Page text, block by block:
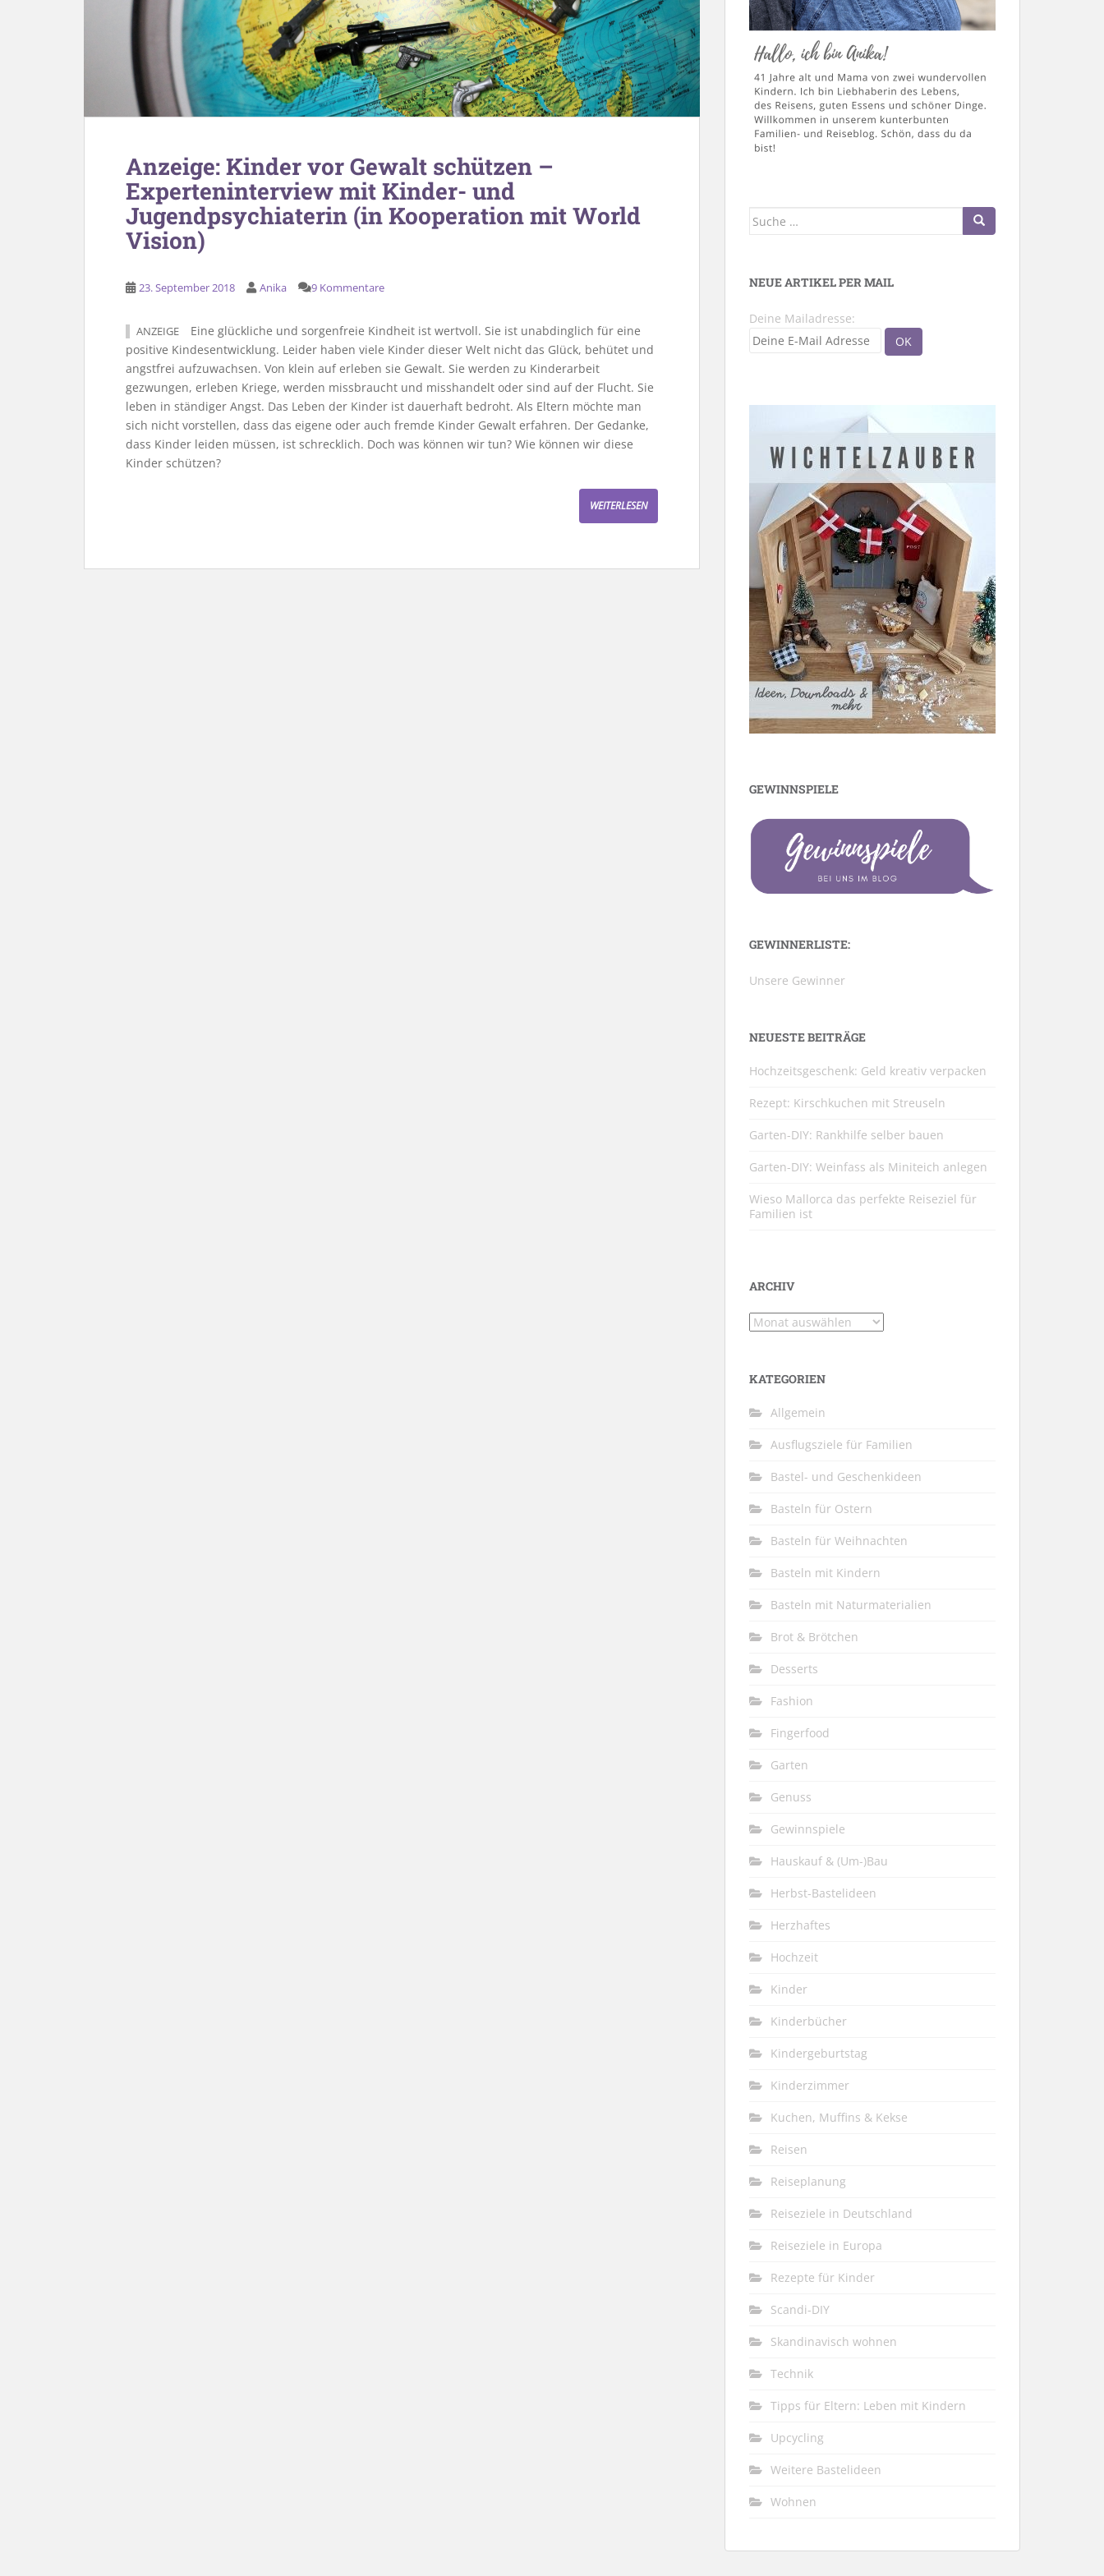
Anzeige: Kinder vor Gewalt schützen –
Experteninterview mit Kinder- und
Jugendpsychiaterin (in Kooperation mit World
Vision)
23. September 2018 Anika 9 Kommentare
ANZEIGE
Eine glückliche und sorgenfreie Kindheit ist wertvoll. Sie ist unabdinglich für eine
positive Kindesentwicklung. Leider haben viele Kinder dieser Welt nicht das Glück, behütet und
angstfrei aufzuwachsen. Von klein auf erleben sie Gewalt. Sie werden zu Kinderarbeit
gezwungen, erleben Kriege, werden missbraucht und misshandelt oder sind auf der Flucht. Sie
leben in ständiger Angst. Das Leben der Kinder ist dauerhaft bedroht. Als Eltern möchte man
sich nicht vorstellen, dass das eigene oder auch fremde Kinder Gewalt erfahren. Der Gedanke,
dass Kinder leiden müssen, ist schrecklich. Doch was können wir tun? Wie können wir diese
Kinder schützen?
WEITERLESEN
Suche
NEUE ARTIKEL PER MAIL
Deine Mailadresse:
GEWINNSPIELE
GEWINNERLISTE:
Unsere Gewinner
NEUESTE BEITRÄGE
Hochzeitsgeschenk: Geld kreativ verpacken
Rezept: Kirschkuchen mit Streuseln
Garten-DIY: Rankhilfe selber bauen
Garten-DIY: Weinfass als Miniteich anlegen
Wieso Mallorca das perfekte Reiseziel für
Familien ist
ARCHIV
Archiv
KATEGORIEN
Allgemein
Ausflugsziele für Familien
Bastel- und Geschenkideen
Basteln für Ostern
Basteln für Weihnachten
Basteln mit Kindern
Basteln mit Naturmaterialien
Brot & Brötchen
Desserts
Fashion
Fingerfood
Garten
Genuss
Gewinnspiele
Hauskauf & (Um-)Bau
Herbst-Bastelideen
Herzhaftes
Hochzeit
Kinder
Kinderbücher
Kindergeburtstag
Kinderzimmer
Kuchen, Muffins & Kekse
Reisen
Reiseplanung
Reiseziele in Deutschland
Reiseziele in Europa
Rezepte für Kinder
Scandi-DIY
Skandinavisch wohnen
Technik
Tipps für Eltern: Leben mit Kindern
Upcycling
Weitere Bastelideen
Wohnen